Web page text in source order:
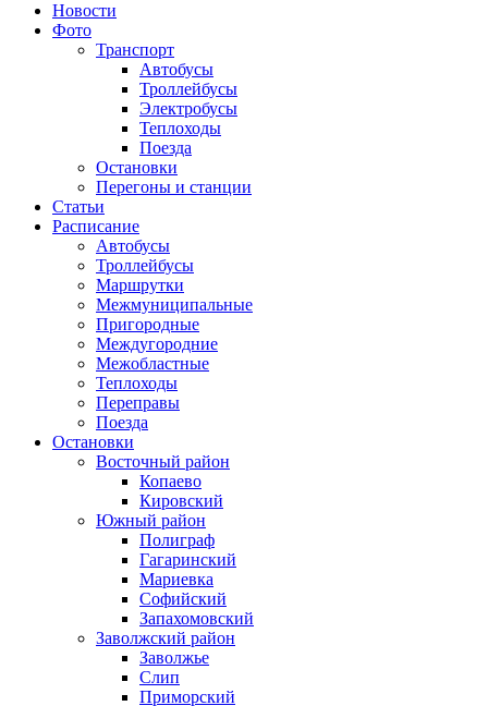
Новости
Фото
Транспорт
Автобусы
Троллейбусы
Электробусы
Теплоходы
Поезда
Остановки
Перегоны и станции
Статьи
Расписание
Автобусы
Троллейбусы
Маршрутки
Межмуниципальные
Пригородные
Междугородние
Межобластные
Теплоходы
Переправы
Поезда
Остановки
Восточный район
Копаево
Кировский
Южный район
Полиграф
Гагаринский
Мариевка
Софийский
Запахомовский
Заволжский район
Заволжье
Слип
Приморский